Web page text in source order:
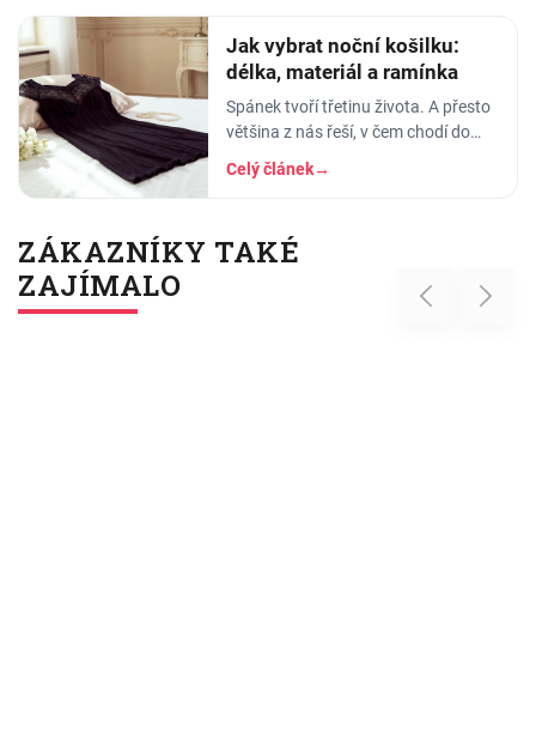
Jak vybrat noční košilku:
délka, materiál a ramínka
Spánek tvoří třetinu života. A přesto
většina z nás řeší, v čem chodí do
práce, do divadla nebo na rande, ale
to, v čem stráví těch osm hodin…
Celý článek→
ZÁKAZNÍKY TAKÉ
ZAJÍMALO
Previous Next